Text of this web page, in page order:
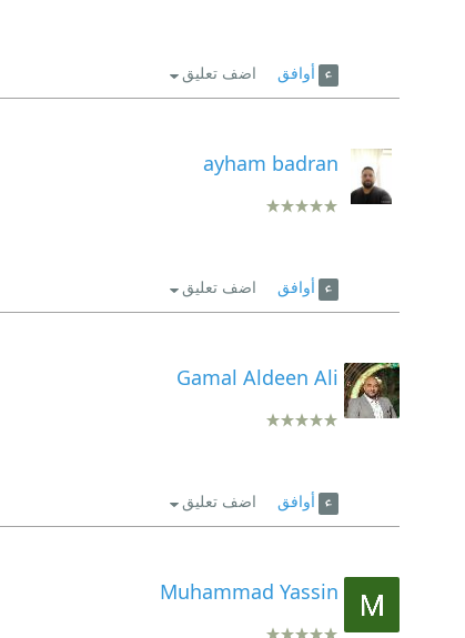
أوافق اضف تعليق
ayham badran
أوافق اضف تعليق
Gamal Aldeen Ali
أوافق اضف تعليق
Muhammad Yassin